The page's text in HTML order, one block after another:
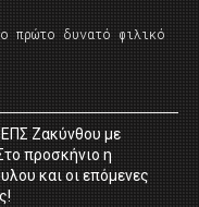
πρώτο δυνατό φιλικό
Ζακύνθου με
προσκήνιο η
και οι επόμενες